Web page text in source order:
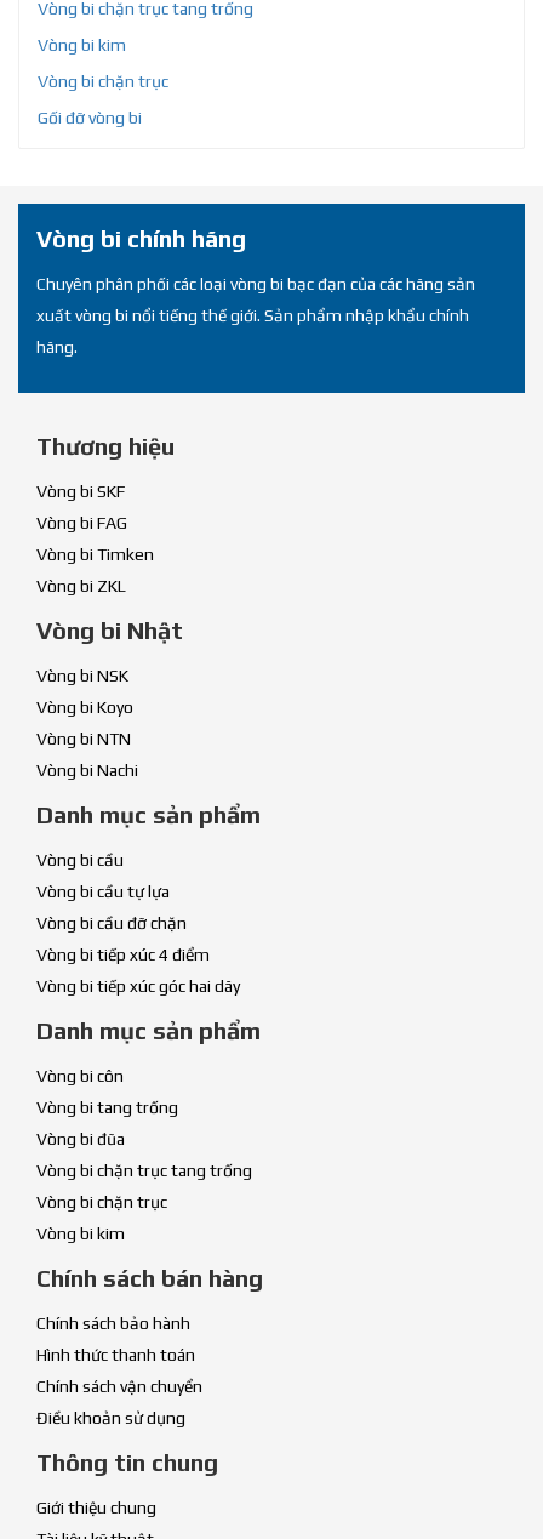
Vòng bi chặn trục tang trống
Vòng bi kim
Vòng bi chặn trục
Gối đỡ vòng bi
Vòng bi chính hãng
Chuyên phân phối các loại vòng bi bạc đạn của các hãng sản
xuất vòng bi nổi tiếng thế giới. Sản phẩm nhập khẩu chính
hãng.
Thương hiệu
Vòng bi SKF
Vòng bi FAG
Vòng bi Timken
Vòng bi ZKL
Vòng bi Nhật
Vòng bi NSK
Vòng bi Koyo
Vòng bi NTN
Vòng bi Nachi
Danh mục sản phẩm
Vòng bi cầu
Vòng bi cầu tự lựa
Vòng bi cầu đỡ chặn
Vòng bi tiếp xúc 4 điểm
Vòng bi tiếp xúc góc hai dãy
Danh mục sản phẩm
Vòng bi côn
Vòng bi tang trống
Vòng bi đũa
Vòng bi chặn trục tang trống
Vòng bi chặn trục
Vòng bi kim
Chính sách bán hàng
Chính sách bảo hành
Hình thức thanh toán
Chính sách vận chuyển
Điều khoản sử dụng
Thông tin chung
Giới thiệu chung